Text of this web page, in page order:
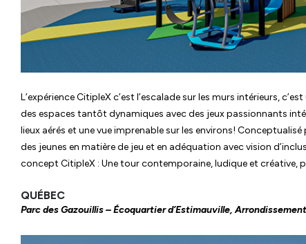
L’expérience CitipleX c’est l’escalade sur les murs intérieurs,
des espaces tantôt dynamiques avec des jeux passionnants
lieux aérés et une vue imprenable sur les environs!
des jeunes en matière de jeu et en adéquation avec vision
concept CitipleX : Une tour contemporaine, ludique et créative,
QUÉBEC
Parc des Gazouillis – Écoquartier d’Estimauville,